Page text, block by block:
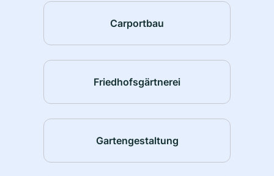
Carportbau
Friedhofsgärtnerei
Gartengestaltung